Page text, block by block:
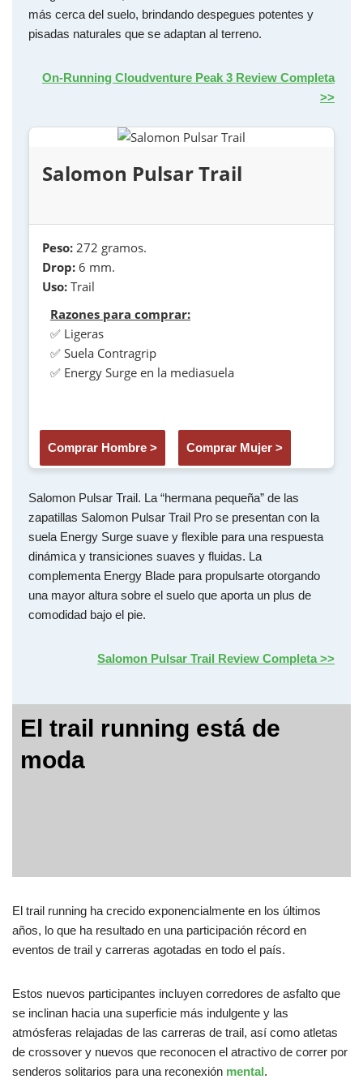
más cerca del suelo, brindando despegues potentes y
pisadas naturales que se adaptan al terreno.
On-Running Cloudventure Peak 3 Review Completa
>>
Salomon Pulsar Trail
Peso: 272 gramos.
Drop: 6 mm.
Uso: Trail
Razones para comprar:
✅ Ligeras
✅ Suela Contragrip
✅ Energy Surge en la mediasuela
Comprar Hombre > Comprar Mujer >
Salomon Pulsar Trail. La “hermana pequeña” de las
zapatillas Salomon Pulsar Trail Pro se presentan con la
suela Energy Surge suave y flexible para una respuesta
dinámica y transiciones suaves y fluidas. La
complementa Energy Blade para propulsarte otorgando
una mayor altura sobre el suelo que aporta un plus de
comodidad bajo el pie.
Salomon Pulsar Trail Review Completa >>
El trail running está de
moda
El trail running ha crecido exponencialmente en los últimos
años, lo que ha resultado en una participación récord en
eventos de trail y carreras agotadas en todo el país.
Estos nuevos participantes incluyen corredores de asfalto que
se inclinan hacia una superficie más indulgente y las
atmósferas relajadas de las carreras de trail, así como atletas
de crossover y nuevos que reconocen el atractivo de correr por
senderos solitarios para una reconexión mental.